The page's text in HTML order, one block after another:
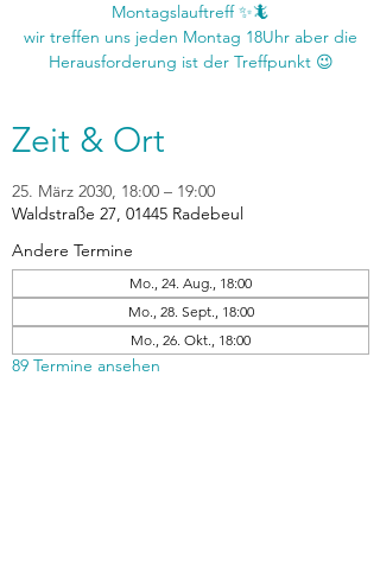
Montagslauftreff ✨🦎
wir treffen uns jeden Montag 18Uhr aber die
Zeit & Ort
25. März 2030, 18:00 – 19:00
Waldstraße 27, 01445 Radebeul
Andere Termine
Mo., 24. Aug., 18:00
Mo., 28. Sept., 18:00
Mo., 26. Okt., 18:00
89 Termine ansehen